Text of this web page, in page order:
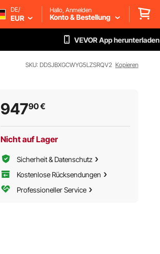
DE/
EUR
Hallo, Anmelden
Konto & Bestellung
VEVOR App herunterladen
SKU: DDSJBXGCWYG5LZSRQV2 Kopieren
94790€
Nicht auf Lager
Sicherheit & Datenschutz
Kostenlose Rücksendungen
Professioneller Service